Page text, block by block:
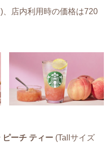
店内利用時の価格は720
ピーチ ティー (Tallサイズ